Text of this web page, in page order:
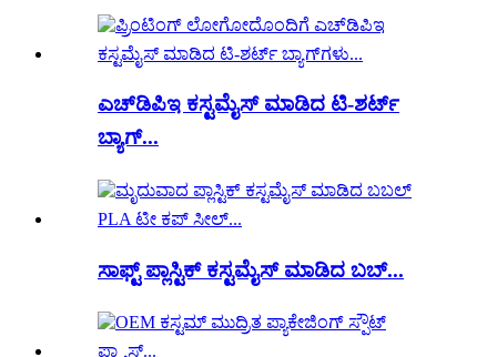
ಎಚ್‌ಡಿಪಿಇ ಕಸ್ಟಮೈಸ್ ಮಾಡಿದ ಟಿ-ಶರ್ಟ್
ಬ್ಯಾಗ್...
ಸಾಫ್ಟ್ ಪ್ಲಾಸ್ಟಿಕ್ ಕಸ್ಟಮೈಸ್ ಮಾಡಿದ ಬಬ್...